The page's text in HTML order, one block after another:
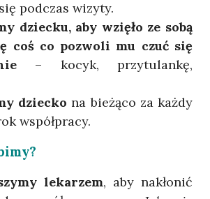
podczas wizyty.
dziecku, aby wzięło ze sobą
coś co pozwoli mu czuć się
– kocyk, przytulankę,
dziecko na bieżąco za każdy
współpracy.
lekarzem, aby nakłonić